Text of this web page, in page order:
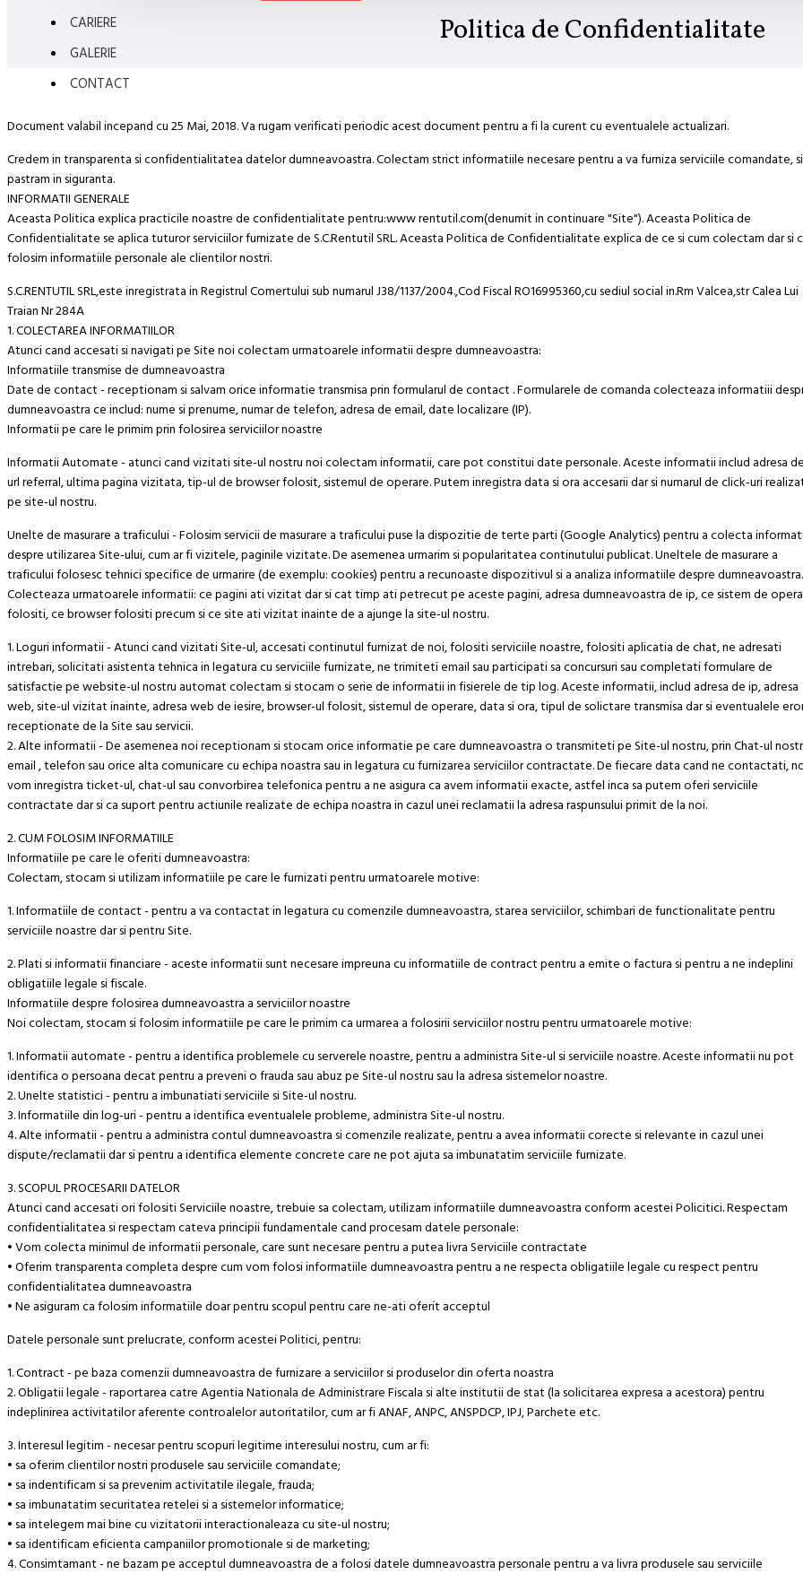
CARIERE
GALERIE
CONTACT
Politica de Confidentialitate
Document valabil incepand cu 25 Mai, 2018. Va rugam verificati periodic acest document pentru a fi la curent cu eventualele actualizari.
Credem in transparenta si confidentialitatea datelor dumneavoastra. Colectam strict informatiile necesare pentru a va furniza serviciile comandate,
pastram in siguranta.
INFORMATII GENERALE
Aceasta Politica explica practicile noastre de confidentialitate pentru:www rentutil.com(denumit in continuare "Site"). Aceasta Politica de
Confidentialitate se aplica tuturor serviciilor furnizate de S.C.Rentutil SRL. Aceasta Politica de Confidentialitate explica de ce si cum colectam dar si
folosim informatiile personale ale clientilor nostri.
S.C.RENTUTIL SRL,este inregistrata in Registrul Comertului sub numarul J38/1137/2004.,Cod Fiscal RO16995360,cu sediul social in.Rm Valcea,str Calea Lui
Traian Nr 284A
1. COLECTAREA INFORMATIILOR
Atunci cand accesati si navigati pe Site noi colectam urmatoarele informatii despre dumneavoastra:
Informatiile transmise de dumneavoastra
Date de contact - receptionam si salvam orice informatie transmisa prin formularul de contact . Formularele de comanda colecteaza informatiii
dumneavoastra ce includ: nume si prenume, numar de telefon, adresa de email, date localizare (IP).
Informatii pe care le primim prin folosirea serviciilor noastre
Informatii Automate - atunci cand vizitati site-ul nostru noi colectam informatii, care pot constitui date personale. Aceste informatii includ adresa
url referral, ultima pagina vizitata, tip-ul de browser folosit, sistemul de operare. Putem inregistra data si ora accesarii dar si numarul de click-uri
pe site-ul nostru.
Unelte de masurare a traficului - Folosim servicii de masurare a traficului puse la dispozitie de terte parti (Google Analytics) pentru a colecta
despre utilizarea Site-ului, cum ar fi vizitele, paginile vizitate. De asemenea urmarim si popularitatea continutului publicat. Uneltele de masurare a
traficului folosesc tehnici specifice de urmarire (de exemplu: cookies) pentru a recunoaste dispozitivul si a analiza informatiile despre dumneavoastra.
Colecteaza urmatoarele informatii: ce pagini ati vizitat dar si cat timp ati petrecut pe aceste pagini, adresa dumneavoastra de ip, ce sistem de
folositi, ce browser folositi precum si ce site ati vizitat inainte de a ajunge la site-ul nostru.
1. Loguri informatii - Atunci cand vizitati Site-ul, accesati continutul furnizat de noi, folositi serviciile noastre, folositi aplicatia de chat, ne adresati
intrebari, solicitati asistenta tehnica in legatura cu serviciile furnizate, ne trimiteti email sau participati sa concursuri sau completati formulare de
satisfactie pe website-ul nostru automat colectam si stocam o serie de informatii in fisierele de tip log. Aceste informatii, includ adresa de ip, adresa
web, site-ul vizitat inainte, adresa web de iesire, browser-ul folosit, sistemul de operare, data si ora, tipul de solictare transmisa dar si eventualele
receptionate de la Site sau servicii.
2. Alte informatii - De asemenea noi receptionam si stocam orice informatie pe care dumneavoastra o transmiteti pe Site-ul nostru, prin Chat-ul
email , telefon sau orice alta comunicare cu echipa noastra sau in legatura cu furnizarea serviciilor contractate. De fiecare data cand ne contactati,
vom inregistra ticket-ul, chat-ul sau convorbirea telefonica pentru a ne asigura ca avem informatii exacte, astfel inca sa putem oferi serviciile
contractate dar si ca suport pentru actiunile realizate de echipa noastra in cazul unei reclamatii la adresa raspunsului primit de la noi.
2. CUM FOLOSIM INFORMATIILE
Informatiile pe care le oferiti dumneavoastra:
Colectam, stocam si utilizam informatiile pe care le furnizati pentru urmatoarele motive:
1. Informatiile de contact - pentru a va contactat in legatura cu comenzile dumneavoastra, starea serviciilor, schimbari de functionalitate pentru
serviciile noastre dar si pentru Site.
2. Plati si informatii financiare - aceste informatii sunt necesare impreuna cu informatiile de contract pentru a emite o factura si pentru a ne indeplini
obligatiile legale si fiscale.
Informatiile despre folosirea dumneavoastra a serviciilor noastre
Noi colectam, stocam si folosim informatiile pe care le primim ca urmarea a folosirii serviciilor nostru pentru urmatoarele motive:
1. Informatii automate - pentru a identifica problemele cu serverele noastre, pentru a administra Site-ul si serviciile noastre. Aceste informatii nu pot
identifica o persoana decat pentru a preveni o frauda sau abuz pe Site-ul nostru sau la adresa sistemelor noastre.
2. Unelte statistici - pentru a imbunatiati serviciile si Site-ul nostru.
3. Informatiile din log-uri - pentru a identifica eventualele probleme, administra Site-ul nostru.
4. Alte informatii - pentru a administra contul dumneavoastra si comenzile realizate, pentru a avea informatii corecte si relevante in cazul unei
dispute/reclamatii dar si pentru a identifica elemente concrete care ne pot ajuta sa imbunatatim serviciile furnizate.
3. SCOPUL PROCESARII DATELOR
Atunci cand accesati ori folositi Serviciile noastre, trebuie sa colectam, utilizam informatiile dumneavoastra conform acestei Policitici. Respectam
confidentialitatea si respectam cateva principii fundamentale cand procesam datele personale:
• Vom colecta minimul de informatii personale, care sunt necesare pentru a putea livra Serviciile contractate
• Oferim transparenta completa despre cum vom folosi informatiile dumneavoastra pentru a ne respecta obligatiile legale cu respect pentru
confidentialitatea dumneavoastra
• Ne asiguram ca folosim informatiile doar pentru scopul pentru care ne-ati oferit acceptul
Datele personale sunt prelucrate, conform acestei Politici, pentru:
1. Contract - pe baza comenzii dumneavoastra de furnizare a serviciilor si produselor din oferta noastra
2. Obligatii legale - raportarea catre Agentia Nationala de Administrare Fiscala si alte institutii de stat (la solicitarea expresa a acestora) pentru
indeplinirea activitatilor aferente controalelor autoritatilor, cum ar fi ANAF, ANPC, ANSPDCP, IPJ, Parchete etc.
3. Interesul legitim - necesar pentru scopuri legitime interesului nostru, cum ar fi:
• sa oferim clientilor nostri produsele sau serviciile comandate;
• sa indentificam si sa prevenim activitatile ilegale, frauda;
• sa imbunatatim securitatea retelei si a sistemelor informatice;
• sa intelegem mai bine cu vizitatorii interactionaleaza cu site-ul nostru;
• sa identificam eficienta campaniilor promotionale si de marketing;
4. Consimtamant - ne bazam pe acceptul dumneavoastra de a folosi datele dumneavoastra personale pentru a va livra produsele sau serviciile